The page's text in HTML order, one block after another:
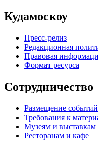
Кудамоскоу
Пресс-релиз
Редакционная
Правовая
Формат ресурса
Сотрудничество
Размещение событий
Требования к
Музеям и выставкам
Ресторанам и кафе